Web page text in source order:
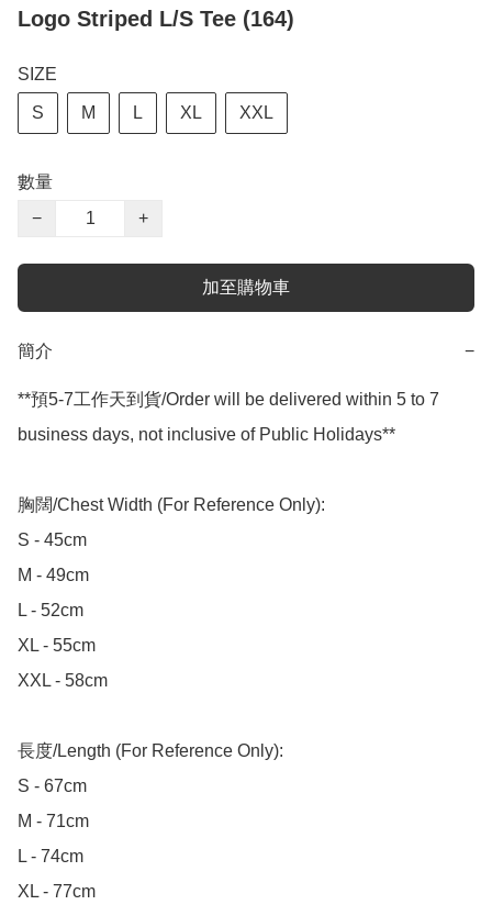
Logo Striped L/S Tee (164)
SIZE
S M L XL XXL
數量
−
+
加至購物車
簡介 −
**預5-7工作天到貨/Order will be delivered within 5 to 7
business days, not inclusive of Public Holidays**
胸闊/Chest Width (For Reference Only):
S - 45cm
M - 49cm
L - 52cm
XL - 55cm
XXL - 58cm
長度/Length (For Reference Only):
S - 67cm
M - 71cm
L - 74cm
XL - 77cm